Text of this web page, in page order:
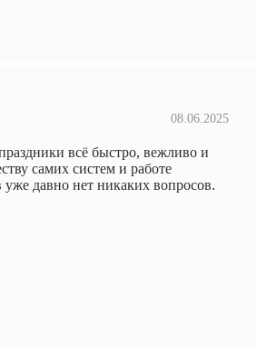
08.06.2025
всё быстро, вежливо и
самих систем и работе
уже давно нет никаких вопросов.